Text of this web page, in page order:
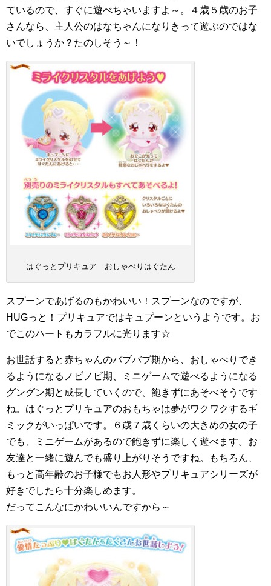
ているので、すぐに遊べちゃいますよ～。４歳５歳のお子
さんなら、主人公のはなちゃんになりきって遊ぶのではな
いでしょうか？たのしそう～！
はぐっとプリキュア おしゃべりはぐたん
スプーンであげるのもかわいい！スプーンなのですが、
HUGっと！プリキュアではキュプーンというようです。お
でこのハートもカラフルに光ります☆
お世話すると赤ちゃんのバブバブ期から、おしゃべりでき
るようになるノビノビ期、ミニゲームで遊べるようになる
グングン期と成長していくので、飽きずにあそべそうです
ね。はぐっとプリキュアのおもちゃは夢がワクワクするギ
ミックがいっぱいです。６歳７歳くらいの大きめの女の子
でも、ミニゲームがあるので飽きずに楽しく遊べます。お
友達と一緒に遊んでも盛り上がりそうですね。もちろん、
もっと高年齢のお子様でもお人形やプリキュアシリーズが
好きでしたら十分楽しめます。
だってこんなにかわいいんですから～